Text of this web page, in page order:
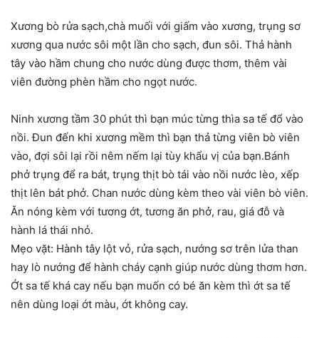
Xương bò rửa sạch,chà muối với giấm vào xương, trụng sơ
xương qua nước sôi một lần cho sạch, đun sôi. Thả hành
tây vào hầm chung cho nước dùng được thơm, thêm vài
viên đường phèn hầm cho ngọt nước.
Ninh xương tầm 30 phút thì bạn múc từng thìa sa tế đổ vào
nồi. Đun đến khi xương mềm thì bạn thả từng viên bò viên
vào, đợi sôi lại rồi nêm nếm lại tùy khẩu vị của bạn.Bánh
phở trụng để ra bát, trụng thịt bò tái vào nồi nước lèo, xếp
thịt lên bát phở. Chan nước dùng kèm theo vài viên bò viên.
Ăn nóng kèm với tương ớt, tương ăn phở, rau, giá đỗ và
hành lá thái nhỏ.
Mẹo vặt: Hành tây lột vỏ, rửa sạch, nướng sơ trên lửa than
hay lò nướng để hành cháy cạnh giúp nước dùng thơm hơn.
Ớt sa tế khá cay nếu bạn muốn có bé ăn kèm thì ớt sa tế
nên dùng loại ớt màu, ớt không cay.